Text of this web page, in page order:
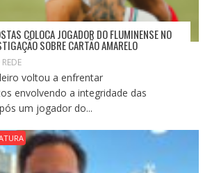
COLOCA JOGADOR DO FLUMINENSE NO
SOBRE CARTÃO AMARELO
voltou a enfrentar
envolvendo a integridade das
um jogador do...